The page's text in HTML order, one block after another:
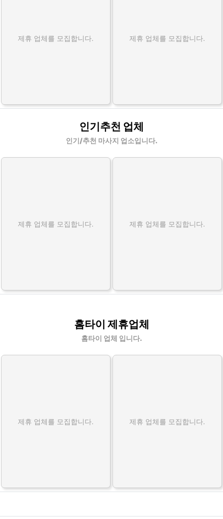
제휴 업체를 모집합니다. 제휴 업체를 모집합니다.
인기추천 업체
인기/추천 마사지 업소입니다.
제휴 업체를 모집합니다. 제휴 업체를 모집합니다.
홈타이 제휴업체
홈타이 업체 입니다.
제휴 업체를 모집합니다. 제휴 업체를 모집합니다.